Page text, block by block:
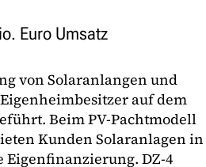
Euro Umsatz
von Solaranlangen und
auf dem
Beim PV-Pachtmodell
Kunden Solaranlagen in
Eigenfinanzierung. DZ-4